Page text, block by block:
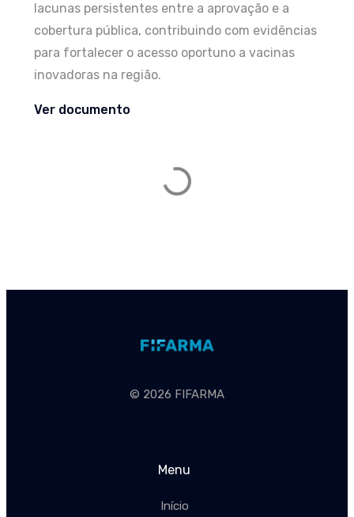
lacunas persistentes entre a aprovação e a
cobertura pública, contribuindo com evidências
para fortalecer o acesso oportuno a vacinas
inovadoras na região.
Ver documento
© 2026 FIFARMA
Menu
Início